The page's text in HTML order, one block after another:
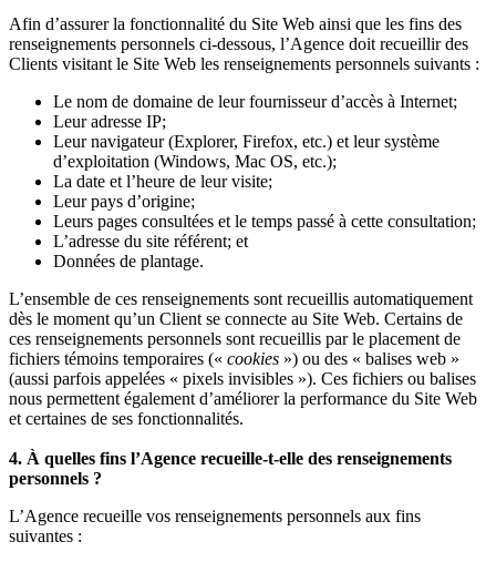
Afin d’assurer la fonctionnalité du Site Web ainsi que les fins des
renseignements personnels ci-dessous, l’Agence doit recueillir des
Clients visitant le Site Web les renseignements personnels suivants :
Le nom de domaine de leur fournisseur d’accès à Internet;
Leur adresse IP;
Leur navigateur (Explorer, Firefox, etc.) et leur système
d’exploitation (Windows, Mac OS, etc.);
La date et l’heure de leur visite;
Leur pays d’origine;
Leurs pages consultées et le temps passé à cette consultation;
L’adresse du site référent; et
Données de plantage.
L’ensemble de ces renseignements sont recueillis automatiquement
dès le moment qu’un Client se connecte au Site Web. Certains de
ces renseignements personnels sont recueillis par le placement de
fichiers témoins temporaires (« cookies ») ou des « balises web »
(aussi parfois appelées « pixels invisibles »). Ces fichiers ou balises
nous permettent également d’améliorer la performance du Site Web
et certaines de ses fonctionnalités.
4. À quelles fins l’Agence recueille-t-elle des renseignements
personnels ?
L’Agence recueille vos renseignements personnels aux fins
suivantes :